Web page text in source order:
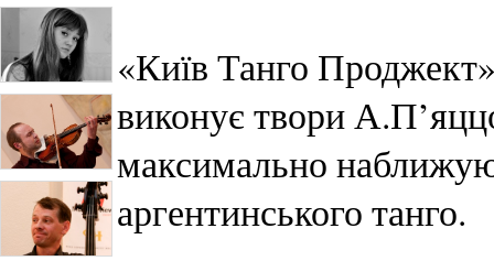
«Київ Танго
виконує твори
максимально
аргентинського танго.